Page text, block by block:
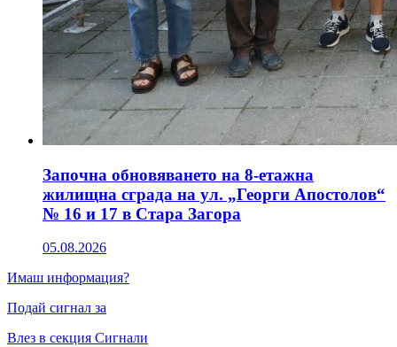
Започна обновяването на 8-етажна
жилищна сграда на ул. „Георги Апостолов“
№ 16 и 17 в Стара Загора
05.08.2026
Имаш информация?
Подай сигнал за
Влез в секция Сигнали